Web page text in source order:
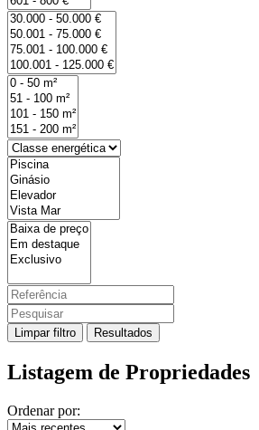
Limpar filtro Resultados
Listagem de Propriedades
Ordenar por: